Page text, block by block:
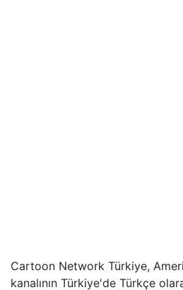
Cartoon Network Türkiye,
kanalının Türkiye'de Türkçe